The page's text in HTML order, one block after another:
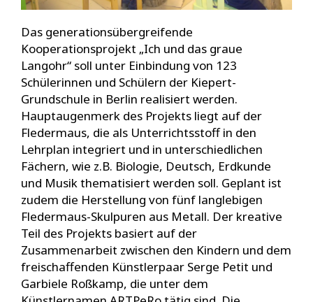
Das generationsübergreifende
Kooperationsprojekt „Ich und das graue
Langohr“ soll unter Einbindung von 123
Schülerinnen und Schülern der Kiepert-
Grundschule in Berlin realisiert werden.
Hauptaugenmerk des Projekts liegt auf der
Fledermaus, die als Unterrichtsstoff in den
Lehrplan integriert und in unterschiedlichen
Fächern, wie z.B. Biologie, Deutsch, Erdkunde
und Musik thematisiert werden soll. Geplant ist
zudem die Herstellung von fünf langlebigen
Fledermaus-Skulpuren aus Metall. Der kreative
Teil des Projekts basiert auf der
Zusammenarbeit zwischen den Kindern und dem
freischaffenden Künstlerpaar Serge Petit und
Garbiele Roßkamp, die unter dem